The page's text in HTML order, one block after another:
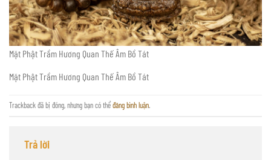
Mặt Phật Trầm Hương Quan Thế Âm Bồ Tát
Mặt Phật Trầm Hương Quan Thế Âm Bồ Tát
Trackback đã bị đóng, nhưng bạn có thểđăng bình luận.
Trả lời